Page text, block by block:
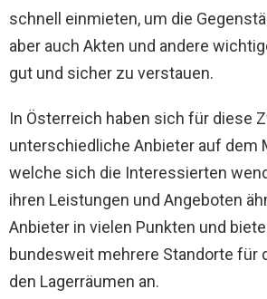
schnell einmieten, um die
aber auch Akten und andere
gut und sicher zu verstauen.
In Österreich haben sich für diese
unterschiedliche Anbieter auf dem
welche sich die Interessierten
ihren Leistungen und Angeboten
Anbieter in vielen Punkten und
bundesweit mehrere Standorte für
den Lagerräumen an.